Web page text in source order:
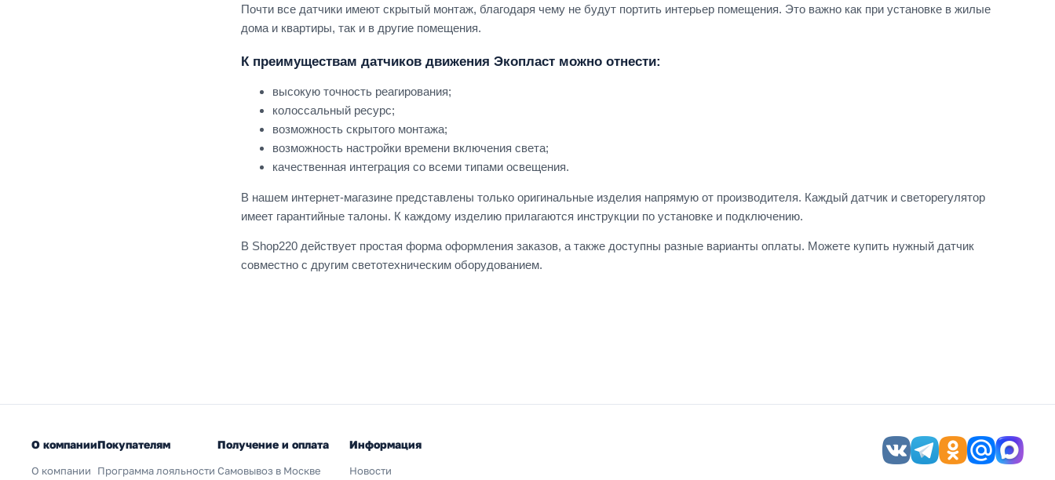
Почти все датчики имеют скрытый монтаж, благодаря чему не будут портить интерьер помещения. Это важно как при установке в жилые
дома и квартиры, так и в другие помещения.
К преимуществам датчиков движения Экопласт можно отнести:
высокую точность реагирования;
колоссальный ресурс;
возможность скрытого монтажа;
возможность настройки времени включения света;
качественная интеграция со всеми типами освещения.
В нашем интернет-магазине представлены только оригинальные изделия напрямую от производителя. Каждый датчик и светорегулятор
имеет гарантийные талоны. К каждому изделию прилагаются инструкции по установке и подключению.
В Shop220 действует простая форма оформления заказов, а также доступны разные варианты оплаты. Можете купить нужный датчик
совместно с другим светотехническим оборудованием.
О компании
О компании
Покупателям
Программа лояльности
Получение и оплата
Самовывоз в Москве
Информация
Новости